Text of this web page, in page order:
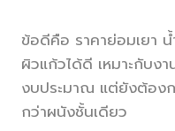
ข้อดีคือ ราคาย่อมเยา น้
ผิวแก้วได้ดี เหมาะกับ
งบประมาณ แต่ยังต้อง
กว่าผนังชั้นเดียว